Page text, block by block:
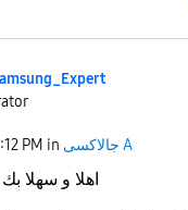
PM in جالاكسى A
اهلا و سهلا